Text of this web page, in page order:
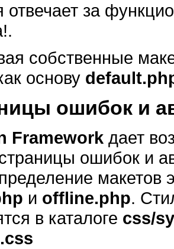
отвечает за
собственные
основу
ошибок и
Framework дает
ошибок и
макетов
и offline.php.
в каталоге css/